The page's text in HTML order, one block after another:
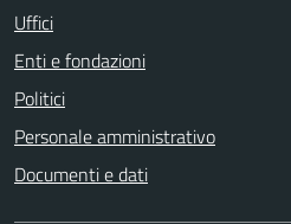
Uffici
Enti e fondazioni
Politici
Personale amministrativo
Documenti e dati